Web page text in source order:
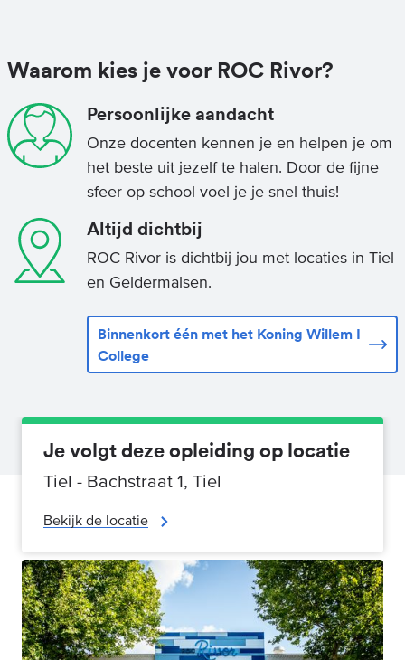
Waarom kies je voor ROC Rivor?
Persoonlijke aandacht
Onze docenten kennen je en helpen je om
het beste uit jezelf te halen. Door de fijne
sfeer op school voel je je snel thuis!
Altijd dichtbij
ROC Rivor is dichtbij jou met locaties in Tiel
en Geldermalsen.
Binnenkort één met het Koning Willem I
College
Je volgt deze opleiding op locatie
Tiel - Bachstraat 1, Tiel
Bekijk de locatie